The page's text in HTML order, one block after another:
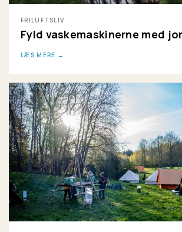
FRILUFTSLIV
Fyld vaskemaskinerne med
LÆS MERE